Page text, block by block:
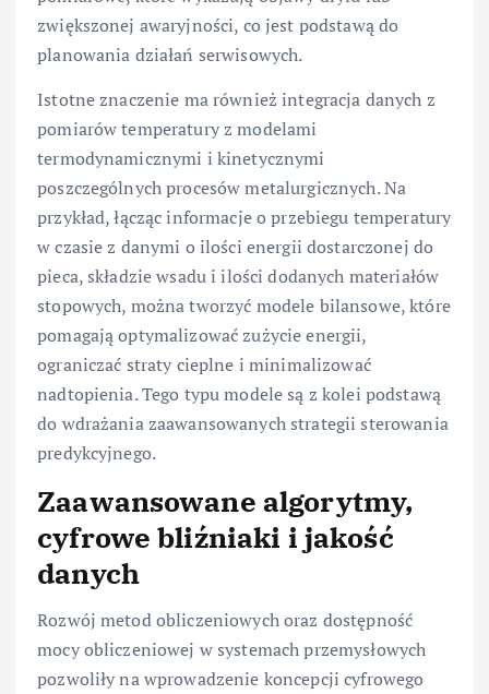
zwiększonej awaryjności, co jest podstawą do
planowania działań serwisowych.
Istotne znaczenie ma również integracja danych z
pomiarów temperatury z modelami
termodynamicznymi i kinetycznymi
poszczególnych procesów metalurgicznych. Na
przykład, łącząc informacje o przebiegu temperatury
w czasie z danymi o ilości energii dostarczonej do
pieca, składzie wsadu i ilości dodanych materiałów
stopowych, można tworzyć modele bilansowe, które
pomagają optymalizować zużycie energii,
ograniczać straty cieplne i minimalizować
nadtopienia. Tego typu modele są z kolei podstawą
do wdrażania zaawansowanych strategii sterowania
predykcyjnego.
Zaawansowane algorytmy,
cyfrowe bliźniaki i jakość
danych
Rozwój metod obliczeniowych oraz dostępność
mocy obliczeniowej w systemach przemysłowych
pozwoliły na wprowadzenie koncepcji cyfrowego